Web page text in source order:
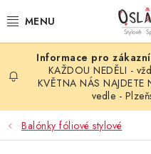
na
OSLAVA NAROZENIN
STYLOVÁ PARTY
DEKORACE A VÝZDOBA
KAŽDOU NEDĚLI -
KVĚTNA NÁS
vedle -
Balónky fóliové stylové